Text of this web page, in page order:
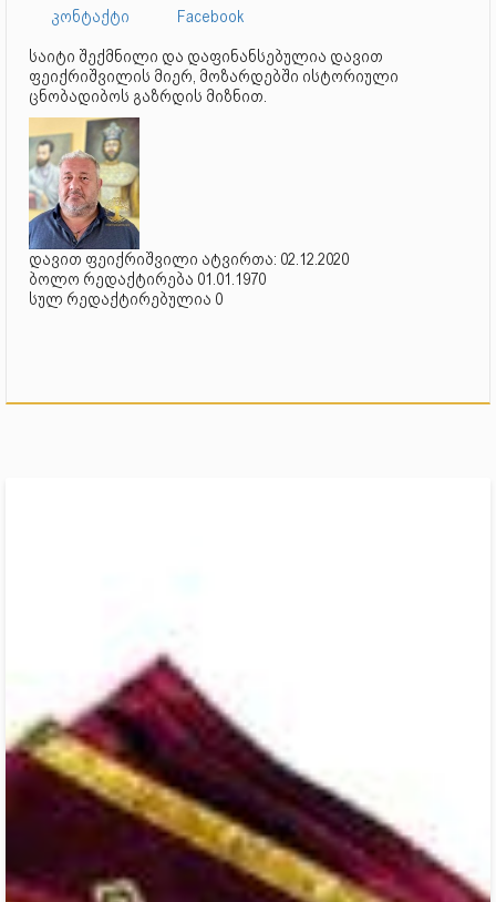
კონტაქტი
Facebook
საიტი შექმნილი და დაფინანსებულია დავით
ფეიქრიშვილის მიერ, მოზარდებში ისტორიული
ცნობადიბოს გაზრდის მიზნით.
დავით ფეიქრიშვილი ატვირთა: 02.12.2020
ბოლო რედაქტირება 01.01.1970
სულ რედაქტირებულია 0